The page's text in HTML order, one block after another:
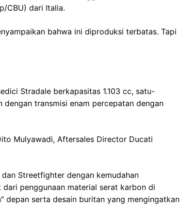
CBU) dari Italia.
bahwa ini diproduksi terbatas. Tapi
Stradale berkapasitas 1.103 cc, satu-
transmisi enam percepatan dengan
Mulyawadi, Aftersales Director Ducati
Streetfighter dengan kemudahan
penggunaan material serat karbon di
depan serta desain buritan yang mengingatkan